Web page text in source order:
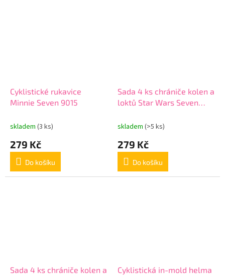
Cyklistické rukavice
Minnie Seven 9015
skladem (3 ks)
279 Kč
Do košíku
Sada 4 ks chrániče kolen a
loktů Star Wars Seven
skladem (>5 ks)
279 Kč
Do košíku
Sada 4 ks chrániče kolen a
Cyklistická in-mold helma